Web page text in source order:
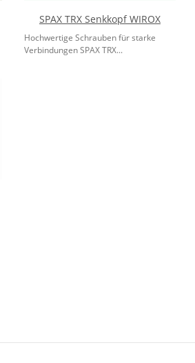
SPAX TRX Senkkopf WIROX
Hochwertige Schrauben für starke
Verbindungen SPAX TRX...